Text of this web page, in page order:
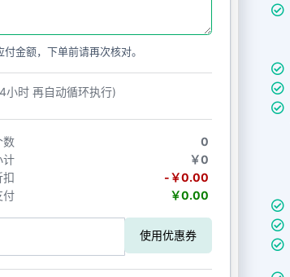
金额，下单前请再次核对。
小时 再自动循环执行)
数
0
计
￥0
扣
-￥0.00
付
￥0.00
使用优惠券